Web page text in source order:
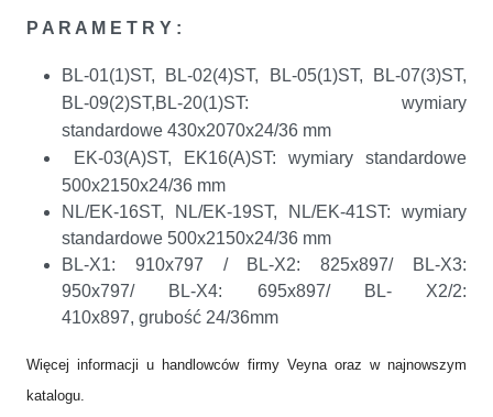
P A R A M E T R Y :
BL-01(1)ST, BL-02(4)ST, BL-05(1)ST, BL-07(3)ST,
BL-09(2)ST,BL-20(1)ST: wymiary
standardowe 430x2070x24/36 mm
EK-03(A)ST, EK16(A)ST: wymiary standardowe
500x2150x24/36 mm
NL/EK-16ST, NL/EK-19ST, NL/EK-41ST: wymiary
standardowe 500x2150x24/36 mm
BL-X1: 910x797 / BL-X2: 825x897/ BL-X3:
950x797/ BL-X4: 695x897/ BL- X2/2:
410x897, grubość 24/36mm
Więcej informacji u handlowców firmy Veyna oraz w najnowszym
katalogu.